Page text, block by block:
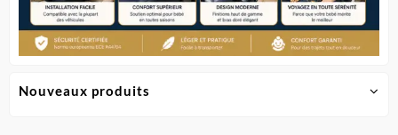
Nouveaux produits